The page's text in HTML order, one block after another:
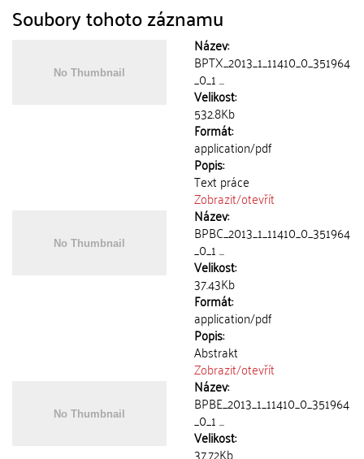
Soubory tohoto záznamu
Název:
BPTX_2013_1_11410_0_351964
_0_1 ...
Velikost:
532.8Kb
Formát:
application/pdf
Popis:
Text práce
Zobrazit/otevřít
Název:
BPBC_2013_1_11410_0_351964
_0_1 ...
Velikost:
37.43Kb
Formát:
application/pdf
Popis:
Abstrakt
Zobrazit/otevřít
Název:
BPBE_2013_1_11410_0_351964
_0_1 ...
Velikost:
37.72Kb